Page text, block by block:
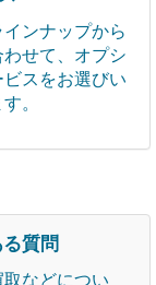
ンナップから
わせて、オプシ
ビスをお選びい
。
質問
取などについ